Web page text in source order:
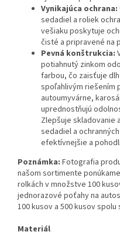
Vynikajúca ochrana:
sedadiel a roliek
vešiaku poskytuje
čisté a pripravené na
Pevná konštrukcia:
potiahnutý zinkom
farbou, čo zaisťuje
spoľahlivým riešením
autoumyvárne,
uprednostňujú
Zlepšuje skladovanie
sedadiel a
efektívnejšie a
Poznámka: Fotografia
našom sortimente
rolkách v množstve 100
jednorazové poťahy na
100 kusov a 500 kusov
Materiál